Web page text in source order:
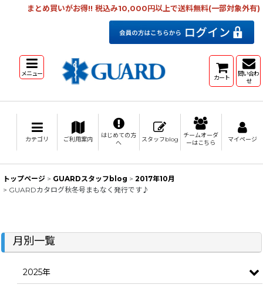
まとめ買いがお得!! 税込み10,000円以上で送料無料(一部対象外有)
メニュー カート
問い合わ
せ
カテゴリ ご利用案内
はじめての方
へ
スタッフblog
チームオーダ
ーはこちら
マイページ
トップページ > GUARDスタッフblog > 2017年10月
> GUARDカタログ秋冬号まもなく発行です♪
月別一覧
2025年